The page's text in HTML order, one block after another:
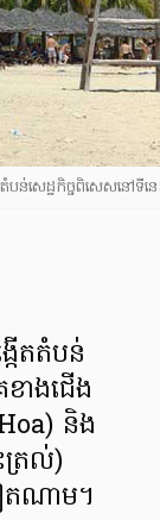
ន់​សេដ្ឋកិច្ច​ពិសេស​នៅ​ទី
ើត​តំបន់​
ាង​ជើង
និង​
ត្រល់)
តណាម។